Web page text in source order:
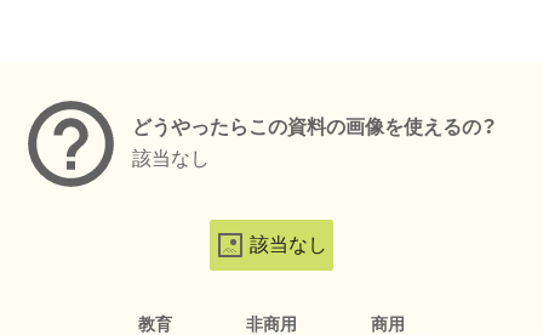
どうやったらこの資料の画像を使えるの？
該当なし
該当なし
教育 非商用 商用